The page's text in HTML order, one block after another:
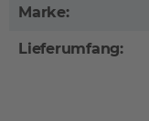
Marke:
Lieferumfang: